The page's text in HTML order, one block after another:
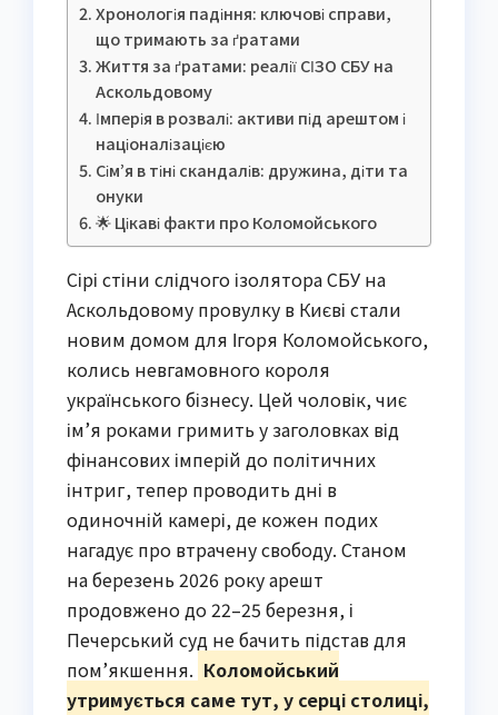
Хронологія падіння: ключові справи,
що тримають за ґратами
Життя за ґратами: реалії СІЗО СБУ на
Аскольдовому
Імперія в розвалі: активи під арештом і
націоналізацією
Сім’я в тіні скандалів: дружина, діти та
онуки
🌟 Цікаві факти про Коломойського
Сірі стіни слідчого ізолятора СБУ на
Аскольдовому провулку в Києві стали
новим домом для Ігоря Коломойського,
колись невгамовного короля
українського бізнесу. Цей чоловік, чиє
ім’я роками гримить у заголовках від
фінансових імперій до політичних
інтриг, тепер проводить дні в
одиночній камері, де кожен подих
нагадує про втрачену свободу. Станом
на березень 2026 року арешт
продовжено до 22–25 березня, і
Печерський суд не бачить підстав для
пом’якшення. Коломойський
утримується саме тут, у серці столиці,